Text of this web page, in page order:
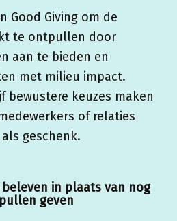
Good Giving om de
te ontpullen door
aan te bieden en
met milieu impact.
bewustere keuzes maken
of relaties
geschenk.
beleven in plaats van nog
geven